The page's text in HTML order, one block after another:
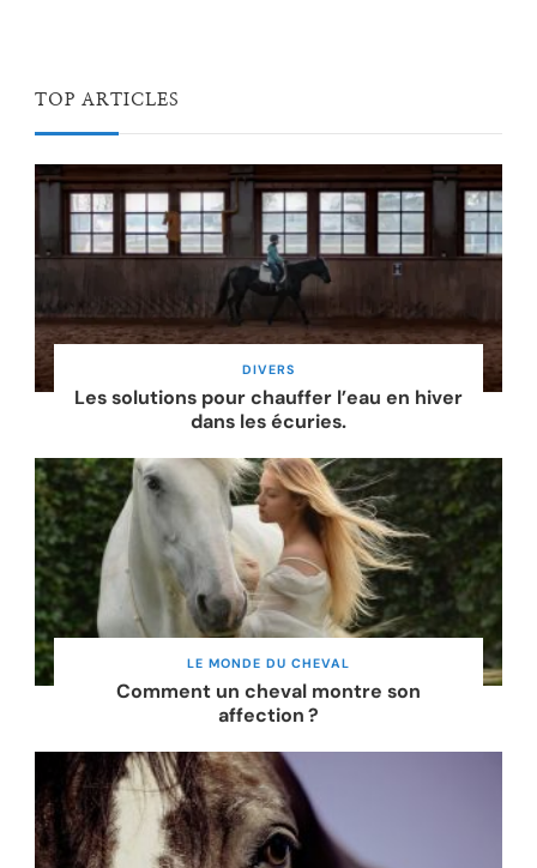
TOP ARTICLES
DIVERS
Les solutions pour chauffer l’eau en hiver
dans les écuries.
LE MONDE DU CHEVAL
Comment un cheval montre son
affection ?